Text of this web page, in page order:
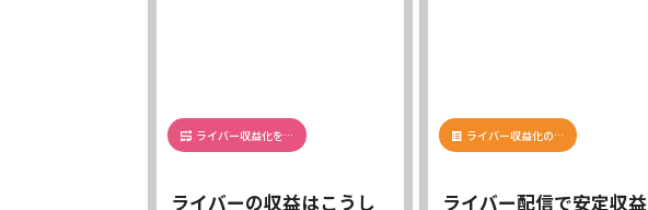
ライバー収益化を…
ライバーの収益はこうし
ライバー収益化の…
ライバー配信で安定収益